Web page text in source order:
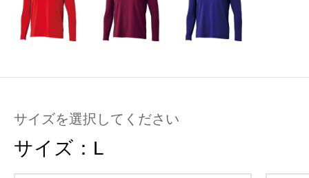
サイズを選択してください
サイズ： L